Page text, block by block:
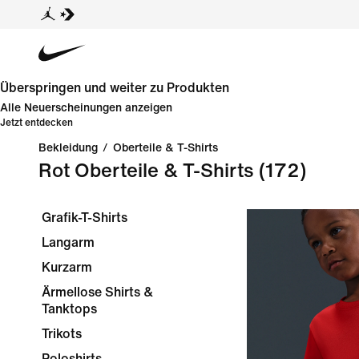
Überspringen und weiter zu Produkten
Alle Neuerscheinungen anzeigen
Jetzt entdecken
Bekleidung / Oberteile & T-Shirts
Rot Oberteile & T-Shirts (172)
Grafik-T-Shirts
Langarm
Kurzarm
Ärmellose Shirts &
Tanktops
Trikots